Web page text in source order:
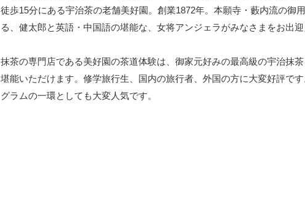
徒歩15分にある宇治茶の老舗美好園。創業1872年。本願寺・藪内流の御
る、健太郎と英語・中国語の堪能な、女将アンジェラがみなさまをお出迎
抹茶の専門店である美好園の茶道体験は、御家元好みの最高級の宇治抹
堪能いただけます。修学旅行生、国内の旅行者、外国の方に大変好評で
グラムの一環としても大変人気です。